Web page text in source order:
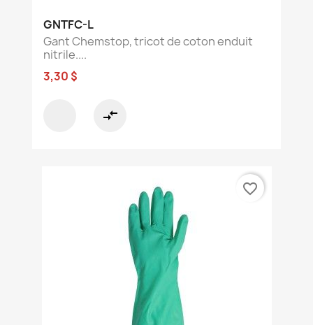
GNTFC-L
Gant Chemstop, tricot de coton enduit
nitrile....
3,30 $
compare_arrows
favorite_border